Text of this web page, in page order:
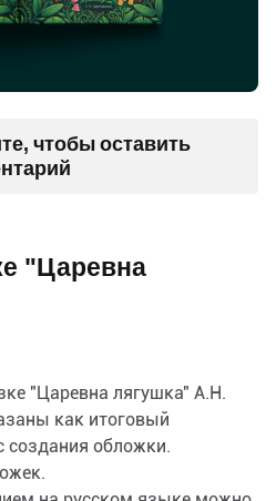
чтобы оставить
"Царевна
"Царевна лягушка" А.Н.
как итоговый
создания обложки.